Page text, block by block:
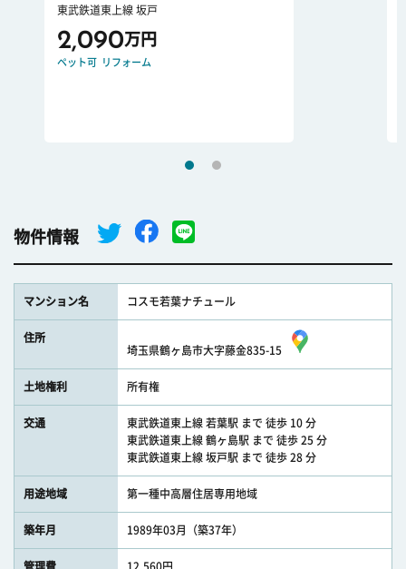
東武鉄道東上線 坂戸
2,090万円
ペット可 リフォーム
物件情報
マンション名 コスモ若葉ナチュール
住所
埼玉県鶴ヶ島市大字藤金835-15
土地権利 所有権
交通
東武鉄道東上線 若葉駅 まで 徒歩 10 分
東武鉄道東上線 鶴ヶ島駅 まで 徒歩 25 分
東武鉄道東上線 坂戸駅 まで 徒歩 28 分
用途地域 第一種中高層住居専用地域
築年月 1989年03月（築37年）
管理費 12,560円